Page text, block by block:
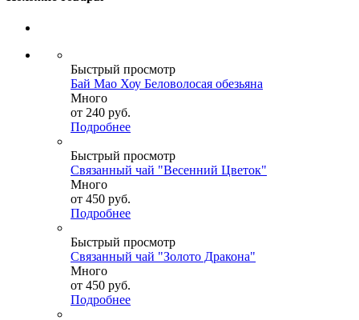
Быстрый просмотр
Бай Мао Хоу Беловолосая обезьяна
Много
от 240 руб.
Подробнее
Быстрый просмотр
Связанный чай "Весенний Цветок"
Много
от 450 руб.
Подробнее
Быстрый просмотр
Связанный чай "Золото Дракона"
Много
от 450 руб.
Подробнее